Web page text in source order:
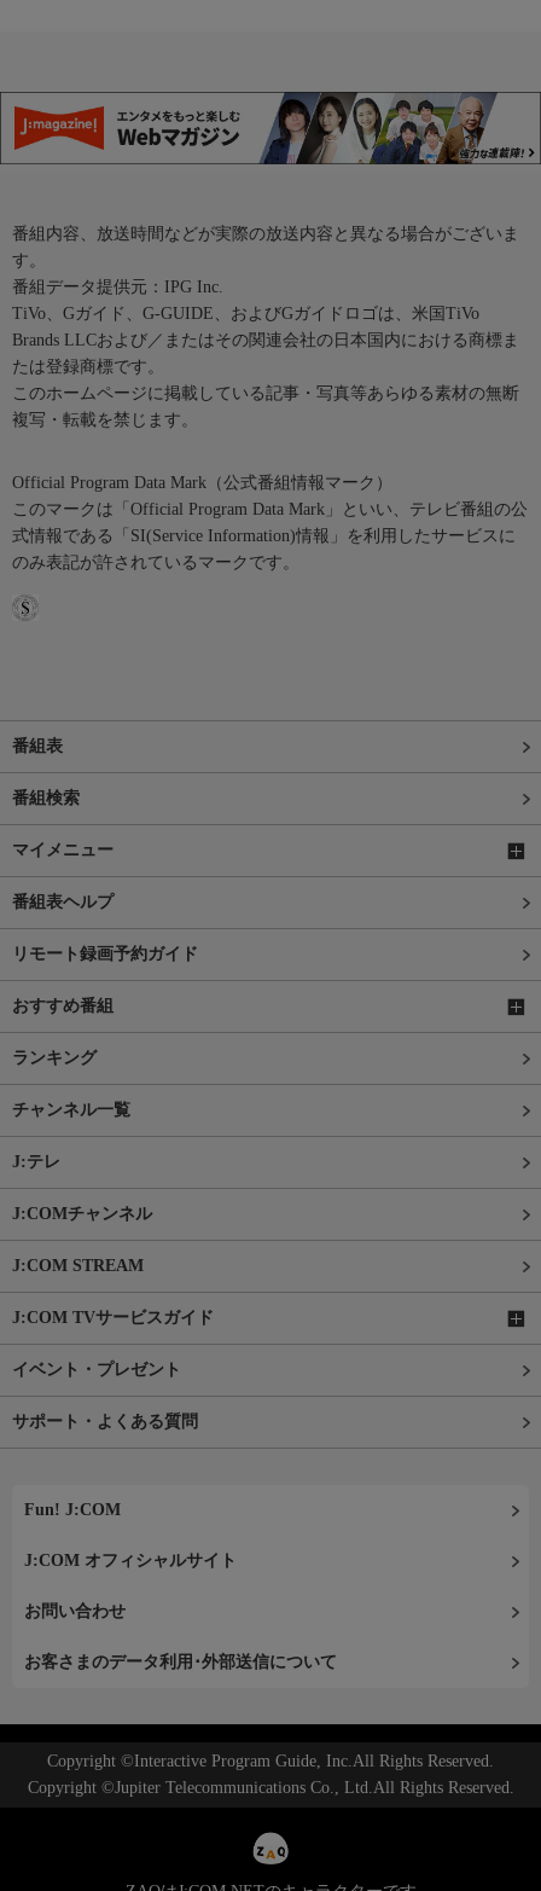
番組内容、放送時間などが実際の放送内容と異なる場合がございま
す。
番組データ提供元：IPG Inc.
TiVo、Gガイド、G-GUIDE、およびGガイドロゴは、米国TiVo
Brands LLCおよび／またはその関連会社の日本国内における商標ま
たは登録商標です。
このホームページに掲載している記事・写真等あらゆる素材の無断
複写・転載を禁じます。
Official Program Data Mark（公式番組情報マーク）
このマークは「Official Program Data Mark」といい、テレビ番組の公
式情報である「SI(Service Information)情報」を利用したサービスに
のみ表記が許されているマークです。
番組表
番組検索
マイメニュー
番組表ヘルプ
リモート録画予約ガイド
おすすめ番組
ランキング
チャンネル一覧
J:テレ
J:COMチャンネル
J:COM STREAM
J:COM TVサービスガイド
イベント・プレゼント
サポート・よくある質問
Fun! J:COM
J:COM オフィシャルサイト
お問い合わせ
お客さまのデータ利用･外部送信について
Copyright ©Interactive Program Guide, Inc.All Rights Reserved.
Copyright ©Jupiter Telecommunications Co., Ltd.All Rights Reserved.